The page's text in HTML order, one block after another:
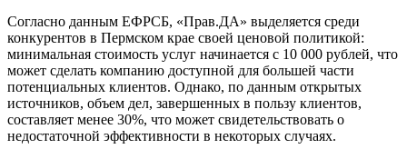
Согласно данным ЕФРСБ, «Прав.ДА» выделяется среди
конкурентов в Пермском крае своей ценовой политикой:
минимальная стоимость услуг начинается с 10 000 рублей, что
может сделать компанию доступной для большей части
потенциальных клиентов. Однако, по данным открытых
источников, объем дел, завершенных в пользу клиентов,
составляет менее 30%, что может свидетельствовать о
недостаточной эффективности в некоторых случаях.